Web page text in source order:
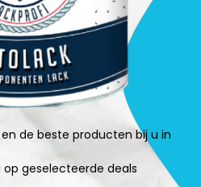
de beste producten bij u in
geselecteerde deals